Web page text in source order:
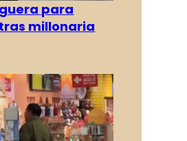
para
millonaria